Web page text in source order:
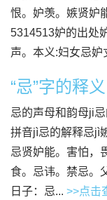
恨。妒羡。嫉贤妒
5314513妒的出处
声。本义:妇女忌妒
“忌”字的释义
忌的声母和韵母ji
拼音jì忌的解释忌jì
忌贤妒能。害怕，
食。忌讳。禁忌。
日子：忌... >>点击